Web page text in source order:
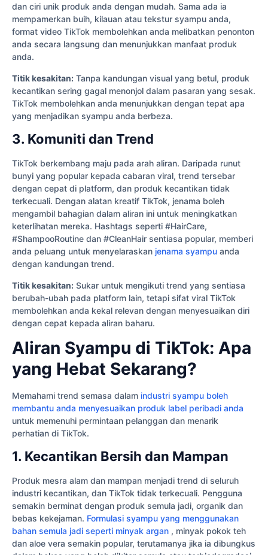
dan ciri unik produk anda dengan mudah. Sama ada ia
mempamerkan buih, kilauan atau tekstur syampu anda,
format video TikTok membolehkan anda melibatkan penonton
anda secara langsung dan menunjukkan manfaat produk
anda.
Titik kesakitan: Tanpa kandungan visual yang betul, produk
kecantikan sering gagal menonjol dalam pasaran yang sesak.
TikTok membolehkan anda menunjukkan dengan tepat apa
yang menjadikan syampu anda berbeza.
3. Komuniti dan Trend
TikTok berkembang maju pada arah aliran. Daripada runut
bunyi yang popular kepada cabaran viral, trend tersebar
dengan cepat di platform, dan produk kecantikan tidak
terkecuali. Dengan alatan kreatif TikTok, jenama boleh
mengambil bahagian dalam aliran ini untuk meningkatkan
keterlihatan mereka. Hashtags seperti #HairCare,
#ShampooRoutine dan #CleanHair sentiasa popular, memberi
anda peluang untuk menyelaraskan jenama syampu anda
dengan kandungan trend.
Titik kesakitan: Sukar untuk mengikuti trend yang sentiasa
berubah-ubah pada platform lain, tetapi sifat viral TikTok
membolehkan anda kekal relevan dengan menyesuaikan diri
dengan cepat kepada aliran baharu.
Aliran Syampu di TikTok: Apa
yang Hebat Sekarang?
Memahami trend semasa dalam industri syampu boleh
membantu anda menyesuaikan produk label peribadi anda
untuk memenuhi permintaan pelanggan dan menarik
perhatian di TikTok.
1. Kecantikan Bersih dan Mampan
Produk mesra alam dan mampan menjadi trend di seluruh
industri kecantikan, dan TikTok tidak terkecuali. Pengguna
semakin berminat dengan produk semula jadi, organik dan
bebas kekejaman. Formulasi syampu yang menggunakan
bahan semula jadi seperti minyak argan , minyak pokok teh
dan aloe vera semakin popular, terutamanya jika ia dibungkus